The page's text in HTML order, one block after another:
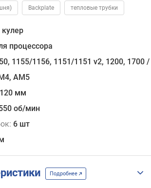
Backplate тепловые трубки
процессора
1155/1156, 1151/1151 v2, 1200, 1700
AM5
мм
об/мин
6 шт
Подробнее